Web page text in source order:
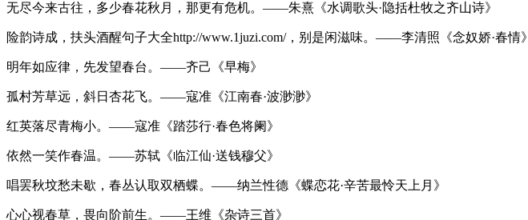
无尽今来古往，多少春花秋月，那更有危机。——朱熹《水调歌头·隐括杜牧之齐山诗》
险韵诗成，扶头酒醒句子大全http://www.1juzi.com/，别是闲滋味。——李清照《念奴娇·春情》
明年如应律，先发望春台。——齐己《早梅》
孤村芳草远，斜日杏花飞。——寇准《江南春·波渺渺》
红英落尽青梅小。——寇准《踏莎行·春色将阑》
依然一笑作春温。——苏轼《临江仙·送钱穆父》
唱罢秋坟愁未歇，春丛认取双栖蝶。——纳兰性德《蝶恋花·辛苦最怜天上月》
心心视春草，畏向阶前生。——王维《杂诗三首》